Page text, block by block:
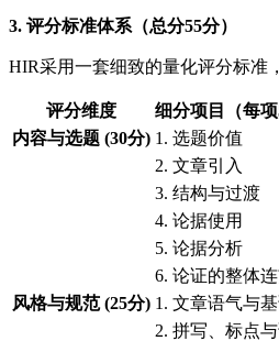
3. 评分标准体系（总分55分）
HIR采用一套细致的量化评分标准
评分维度 细分项目（每项
内容与选题 (30分) 1. 选题价值
2. 文章引入
3. 结构与过渡
4. 论据使用
5. 论据分析
6. 论证的整体
风格与规范 (25分) 1. 文章语气与
2. 拼写、标点